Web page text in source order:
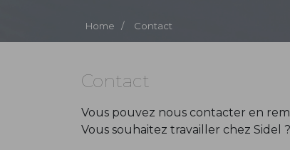
Home / Contact
Contact
Vous pouvez nous contacter en
Vous souhaitez travailler chez Sidel